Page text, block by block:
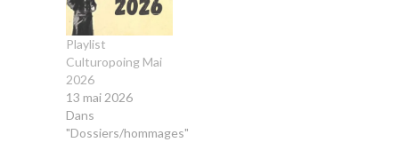
Playlist
Culturopoing Mai
2026
13 mai 2026
Dans
"Dossiers/hommages"